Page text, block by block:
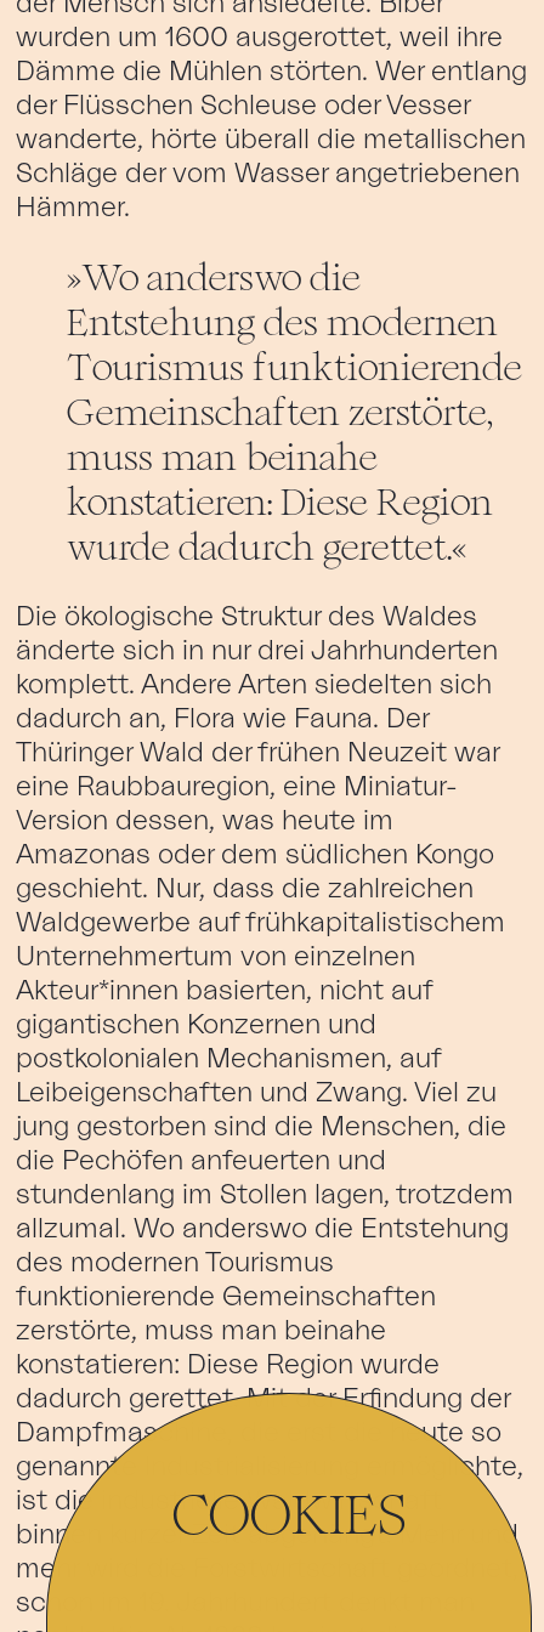
wurden um 1600 ausgerottet, weil ihre
Dämme die Mühlen störten. Wer entlang
der Flüsschen Schleuse oder Vesser
wanderte, hörte überall die metallischen
Schläge der vom Wasser angetriebenen
Hämmer.
Wo anderswo die
Entstehung des modernen
Tourismus funktionierende
Gemeinschaften zerstörte,
muss man beinahe
konstatieren: Diese Region
wurde dadurch gerettet.
Die ökologische Struktur des Waldes
änderte sich in nur drei Jahrhunderten
komplett. Andere Arten siedelten sich
dadurch an, Flora wie Fauna. Der
Thüringer Wald der frühen Neuzeit war
eine Raubbauregion, eine Miniatur-
Version dessen, was heute im
Amazonas oder dem südlichen Kongo
geschieht. Nur, dass die zahlreichen
Waldgewerbe auf frühkapitalistischem
Unternehmertum von einzelnen
Akteur*innen basierten, nicht auf
gigantischen Konzernen und
postkolonialen Mechanismen, auf
Leibeigenschaften und Zwang. Viel zu
jung gestorben sind die Menschen, die
die Pechöfen anfeuerten und
stundenlang im Stollen lagen, trotzdem
allzumal. Wo anderswo die Entstehung
des modernen Tourismus
funktionierende Gemeinschaften
zerstörte, muss man beinahe
konstatieren: Diese Region wurde
dadurch gerettet. Mit der Erfindung der
Dampfmaschine, die erst die heute so
genannte Industrialisierung ermöglichte,
ist die industrielle Waldwirtschaft
binnen kurzer Zeit abgehängt. Mehr und
mehr wird die Forstwirtschaft geordnet,
schon im 19. Jahrhundert denkt man
COOKIES